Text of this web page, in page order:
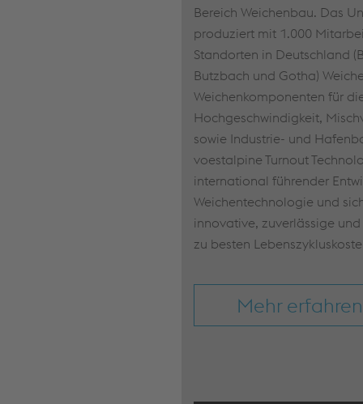
Bereich Weichenbau. Das
produziert mit 1.000
Standorten in Deutschland
Butzbach und Gotha)
Weichenkomponenten für
Hochgeschwindigkeit,
sowie Industrie- und
voestalpine Turnout
international führender
Weichentechnologie und
innovative, zuverlässige
zu besten
Mehr erfahren